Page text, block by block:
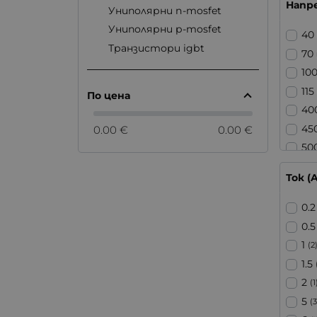
40
70
100
115
Ток
0.2
0.5
1 (2)
1.5
2 (1)
5
Униполярни n-mosfet
Униполярни p-mosfet
Транзистори igbt
По цена
0.00 € 0.00 €